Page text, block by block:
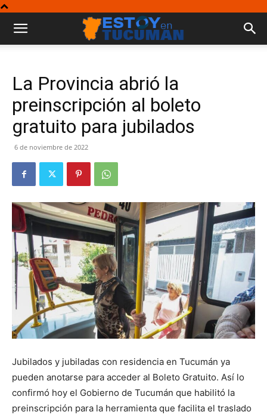
La Provincia abrió la
preinscripción al boleto
gratuito para jubilados
6 de noviembre de 2022
Jubilados y jubiladas con residencia en Tucumán ya
pueden anotarse para acceder al Boleto Gratuito. Así lo
confirmó hoy el Gobierno de Tucumán que habilitó la
preinscripción para la herramienta que facilita el traslado